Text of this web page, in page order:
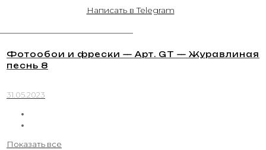
Написать в Telegram
Фотообои и фрески — Арт. GT — Журавлиная
песнь 8
31.05.2023
Показать все